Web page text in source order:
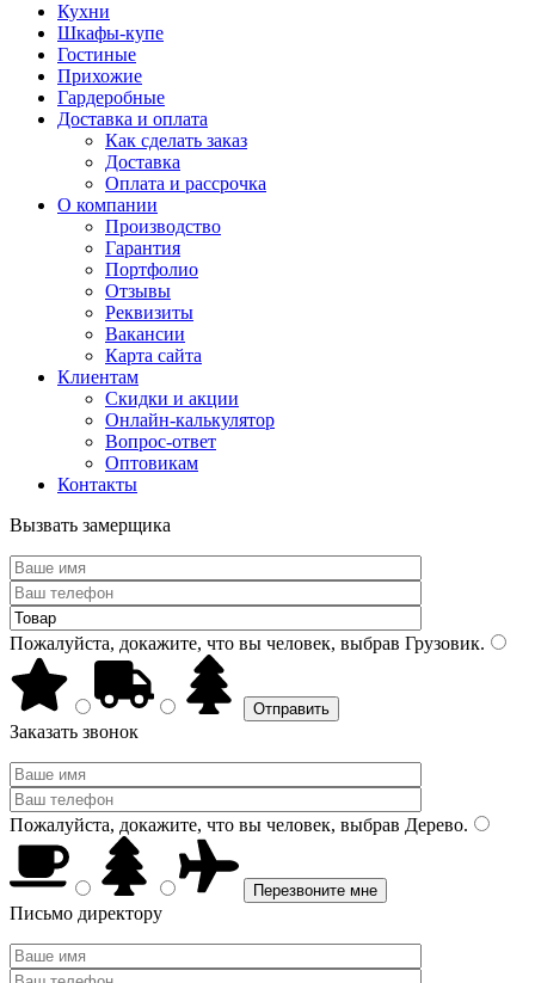
Кухни
Шкафы-купе
Гостиные
Прихожие
Гардеробные
Доставка и оплата
Как сделать заказ
Доставка
Оплата и рассрочка
О компании
Производство
Гарантия
Портфолио
Отзывы
Реквизиты
Вакансии
Карта сайта
Клиентам
Скидки и акции
Онлайн-калькулятор
Вопрос-ответ
Оптовикам
Контакты
Вызвать замерщика
Пожалуйста, докажите, что вы человек, выбрав Грузовик.
Заказать звонок
Пожалуйста, докажите, что вы человек, выбрав Дерево.
Письмо директору